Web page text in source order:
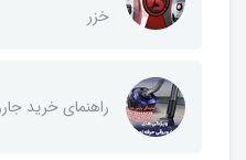
خزر
راهنمای خرید